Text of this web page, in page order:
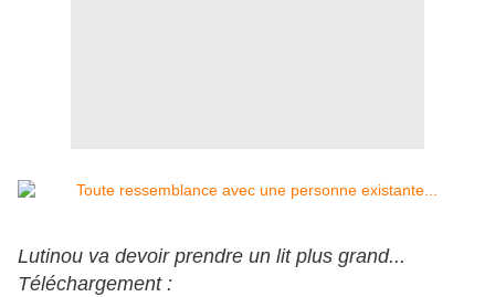
Lutinou va devoir prendre un lit plus grand...
Téléchargement :